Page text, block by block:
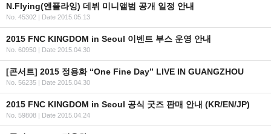
N.Flying(엔플라잉) 데뷔 미니앨범 공개 일정 안내
No. 45302 | Date 2015.05.13
2015 FNC KINGDOM in Seoul 이벤트 부스 운영 안내
No. 60950 | Date 2015.04.30
[콘서트] 2015 정용화 “One Fine Day” LIVE IN GUANGZHOU
No. 56235 | Date 2015.04.30
2015 FNC KINGDOM in Seoul 공식 굿즈 판매 안내 (KR/EN/JP)
No. 59808 | Date 2015.04.24